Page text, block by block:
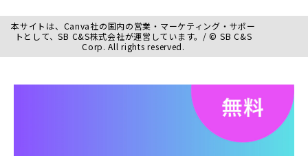
本サイトは、Canva社の国内の営業・マーケティング・サポー
トとして、SB C&S株式会社が運営しています。/ © SB C&S
Corp. All rights reserved.